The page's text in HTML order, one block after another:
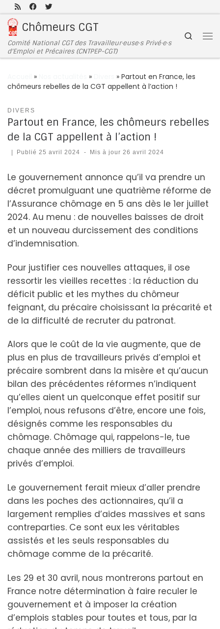
Passer au contenu
Chômeurs CGT
Comité National CGT des Travailleur·euse·s Privé·e·s
d'Emploi et Précaires (CNTPEP-CGT)
Search
» » » Partout en France, les
chômeurs rebelles de la CGT appellent à l’action !
DIVERS
Partout en France, les chômeurs rebelles
de la CGT appellent à l’action !
| Publié 25 avril 2024 - Mis à jour 26 avril 2024
Le gouvernement annonce qu’il va prendre un
décret promulguant une quatrième réforme de
l’Assurance chômage en 5 ans dès le 1er juillet
2024. Au menu : de nouvelles baisses de droit
et un nouveau durcissement des conditions
d’indemnisation.
Pour justifier ces nouvelles attaques, il ose
ressortir les vieilles recettes : la réduction du
déficit public et les mythes du chômeur
feignant, du précaire choisissant la précarité et
de la difficulté de recruter du patronat.
Alors que le coût de la vie augmente, que de
plus en plus de travailleurs privés d’emploi et
précaire sombrent dans la misère et qu’aucun
bilan des précédentes réformes n’indiquent
qu’elles aient un quelconque effet positif sur
l’emploi, nous refusons d’être, encore une fois,
désignés comme les responsables du
chômage. Chômage qui, rappelons-le, tue
chaque année des milliers de travailleurs
privés d’emploi.
Le gouvernement ferait mieux d’aller prendre
dans les poches des actionnaires, qu’il a
largement remplies d’aides massives et sans
contreparties. Ce sont eux les véritables
assistés et les seuls responsables du
chômage comme de la précarité.
Les 29 et 30 avril, nous montrerons partout en
France notre détermination à faire reculer le
gouvernement et à imposer la création
d’emplois stables pour toutes et tous, par la